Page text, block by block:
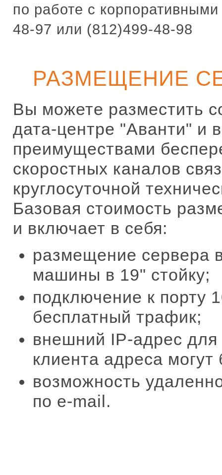
по работе с
48-97 или (812)499-48-98
РАЗМЕЩЕНИЕ
Вы можете разместить
дата-центре "Аванти" и
преимуществами
скоростных каналов
круглосуточной
Базовая стоимость
и включает в себя:
размещение сервера
машины в 19" стойку;
подключение к порту
бесплатный трафик;
внешний IP-адрес
клиента адреса
возможность
по e-mail.